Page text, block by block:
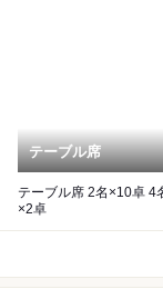
テーブル席
テーブル席 2名×10卓 4名
×2卓